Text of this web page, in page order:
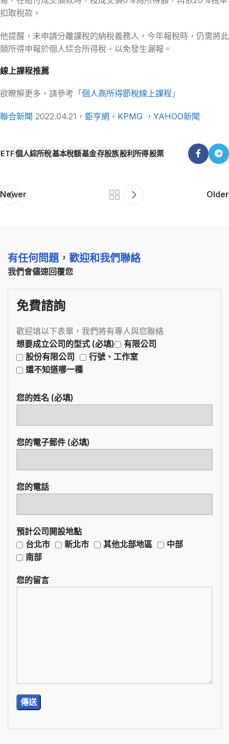
扣取稅款。
他提醒，未申請分離課稅的納稅義務人，今年報稅時，仍需將此
類所得申報於個人綜合所得稅，以免發生漏報。
線上課程推薦
欲瞭解更多，請參考「個人高所得節稅線上課程 」
聯合新聞 2022.04.21， 鉅亨網 ， KPMG ，YAHOO新聞
ETF個人綜所稅基本稅額基金存股族股利所得股票
Newer Older
有任何問題，歡迎和我們聯絡
我們會儘速回覆您
免費諮詢
歡迎填以下表單，我們將有專人與您聯絡
想要成立公司的型式 (必填)
有限公司
股份有限公司
行號、工作室
還不知道哪一種
您的姓名 (必填)
您的電子郵件 (必填)
您的電話
預計公司開設地點
台北市
新北市 其他北部地區
中部
南部
您的留言